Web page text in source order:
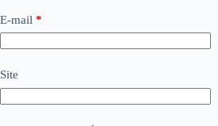
E-mail *
Site